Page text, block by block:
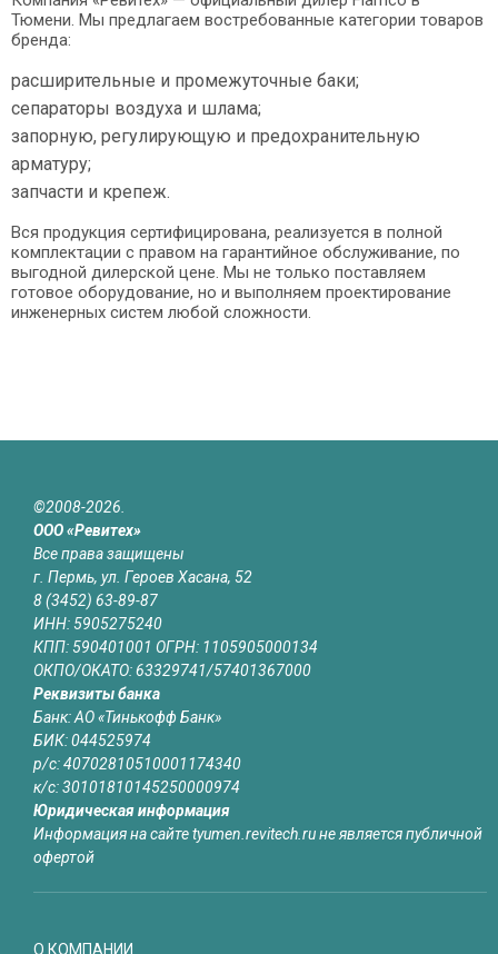
Тюмени. Мы предлагаем востребованные категории товаров
бренда:
расширительные и промежуточные баки;
сепараторы воздуха и шлама;
запорную, регулирующую и предохранительную
арматуру;
запчасти и крепеж.
Вся продукция сертифицирована, реализуется в полной
комплектации с правом на гарантийное обслуживание, по
выгодной дилерской цене. Мы не только поставляем
готовое оборудование, но и выполняем проектирование
инженерных систем любой сложности.
©2008-2026.
ООО «Ревитех»
Все права защищены
г. Пермь, ул. Героев Хасана, 52
8 (3452) 63-89-87
ИНН: 5905275240
КПП: 590401001 ОГРН: 1105905000134
ОКПО/ОКАТО: 63329741/57401367000
Реквизиты банка
Банк: АО «Тинькофф Банк»
БИК: 044525974
р/с: 40702810510001174340
к/с: 30101810145250000974
Юридическая информация
Информация на сайте tyumen.revitech.ru не является публичной
офертой
О КОМПАНИИ